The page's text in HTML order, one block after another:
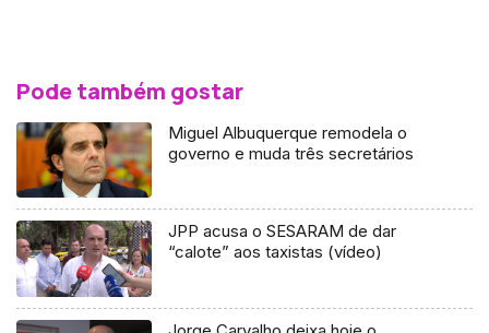
Pode também gostar
Miguel Albuquerque remodela o
governo e muda três secretários
JPP acusa o SESARAM de dar
“calote” aos taxistas (vídeo)